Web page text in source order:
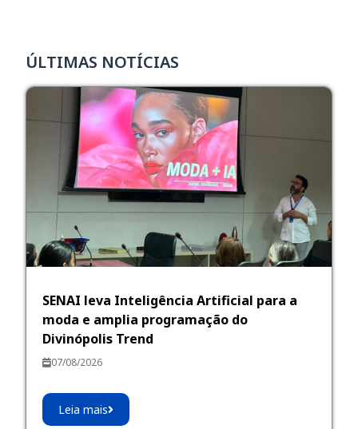
ÚLTIMAS NOTÍCIAS
SENAI leva Inteligência Artificial para a
moda e amplia programação do
Divinópolis Trend
07/08/2026
Leia mais